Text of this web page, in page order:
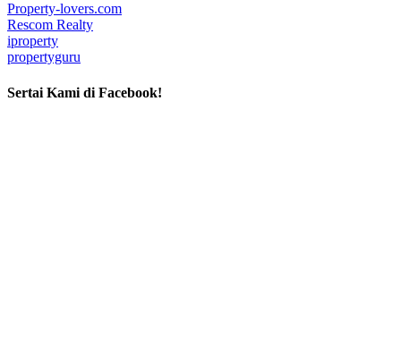
Property-lovers.com
Rescom Realty
iproperty
propertyguru
Sertai Kami di Facebook!